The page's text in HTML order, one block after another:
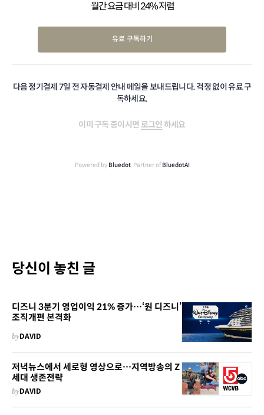
월간 요금 대비 24% 저렴
유료 구독하기
다음 정기결제 7일 전 자동결제 안내 메일을 보내드립니다. 걱정 없이 유료 구
독하세요.
이미 구독 중이시면 로그인 하세요
Powered by Bluedot, Partner of BluedotAI
당신이 놓친 글
디즈니 3분기 영업이익 21% 증가…‘원 디즈니’
조직개편 본격화
byDAVID
저녁뉴스에서 세로형 영상으로…지역방송의 Z
세대 생존전략
byDAVID